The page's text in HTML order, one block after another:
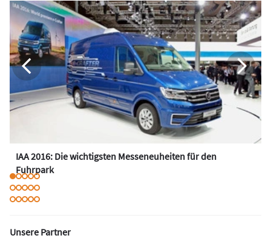
IAA 2016: Die wichtigsten Messeneuheiten für den
Fuhrpark
Unsere Partner